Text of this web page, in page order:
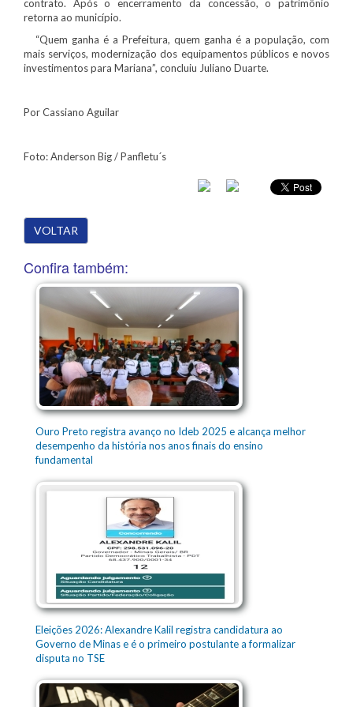
contrato. Após o encerramento da concessão, o patrimônio
retorna ao município.
“Quem ganha é a Prefeitura, quem ganha é a população, com
mais serviços, modernização dos equipamentos públicos e novos
investimentos para Mariana”, concluiu Juliano Duarte.
Por Cassiano Aguilar
Foto: Anderson Big / Panfletu´s
VOLTAR
Confira também:
Ouro Preto registra avanço no Ideb 2025 e alcança melhor
desempenho da história nos anos finais do ensino
fundamental
Eleições 2026: Alexandre Kalil registra candidatura ao
Governo de Minas e é o primeiro postulante a formalizar
disputa no TSE